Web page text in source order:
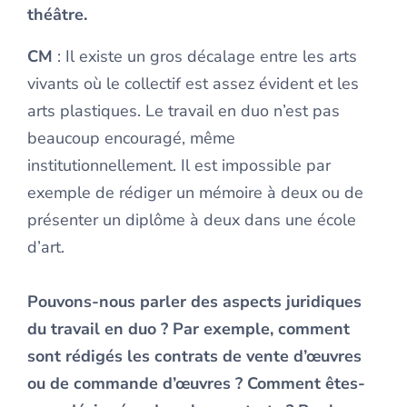
théâtre.
CM : Il existe un gros décalage entre les arts
vivants où le collectif est assez évident et les
arts plastiques. Le travail en duo n’est pas
beaucoup encouragé, même
institutionnellement. Il est impossible par
exemple de rédiger un mémoire à deux ou de
présenter un diplôme à deux dans une école
d’art.
Pouvons-nous parler des aspects juridiques
du travail en duo ? Par exemple, comment
sont rédigés les contrats de vente d’œuvres
ou de commande d’œuvres ? Comment êtes-